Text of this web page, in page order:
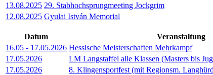
13.08.2025 29. Stabhochsprungmeeting Jockgrim
12.08.2025 Gyulai István Memorial
Datum Veranstaltung
16.05 - 17.05.2026 Hessische Meisterschaften Mehrkampf
17.05.2026
LM Langstaffel alle Klassen (Masters bis
17.05.2026
8. Klingensportfest (mit Regionsm.